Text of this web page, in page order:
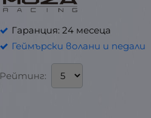
Гаранция: 24 месеца
Геймърски волани и педали
Рейтинг: